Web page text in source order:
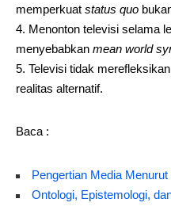
memperkuat status quo
Menonton televisi selama
menyebabkan mean world
Televisi tidak
realitas alternatif.
Baca :
Pengertian Media Menurut
Ontologi, Epistemologi,